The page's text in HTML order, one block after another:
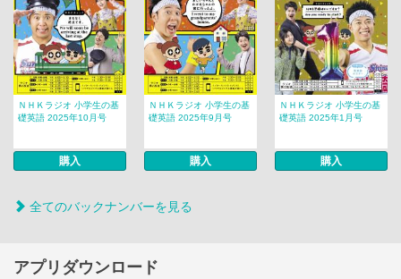
ＮＨＫラジオ 小学生の基
礎英語 2025年10月号
購入
ＮＨＫラジオ 小学生の基
礎英語 2025年9月号
購入
ＮＨＫラジオ 小学生の基
礎英語 2025年1月号
購入
全てのバックナンバーを見る
アプリダウンロード